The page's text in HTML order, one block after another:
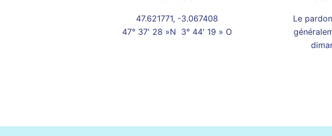
47.621771, -3.067408
47° 37′ 28 »N 3° 44′ 19 » O
Le